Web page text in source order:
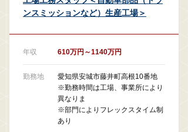
ンスミッションなど）生産工場＞
年収 610万円～1140万円
勤務地
愛知県安城市藤井町高根10番地
※勤務時間は工場、事業所により
異なりま
※部門によりフレックスタイム制
あり